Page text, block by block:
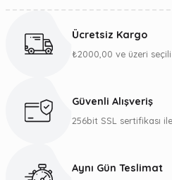
Ücretsiz Kargo
₺2000,00 ve üzeri
Güvenli Alışveriş
256bit SSL sertifikası
Aynı Gün Teslimat